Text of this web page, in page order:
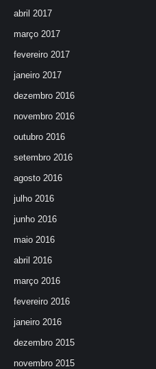
abril 2017
março 2017
fevereiro 2017
janeiro 2017
dezembro 2016
novembro 2016
outubro 2016
setembro 2016
agosto 2016
julho 2016
junho 2016
maio 2016
abril 2016
março 2016
fevereiro 2016
janeiro 2016
dezembro 2015
novembro 2015